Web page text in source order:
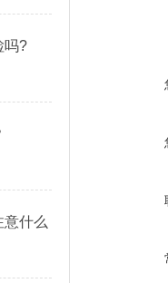
吗?
意什么